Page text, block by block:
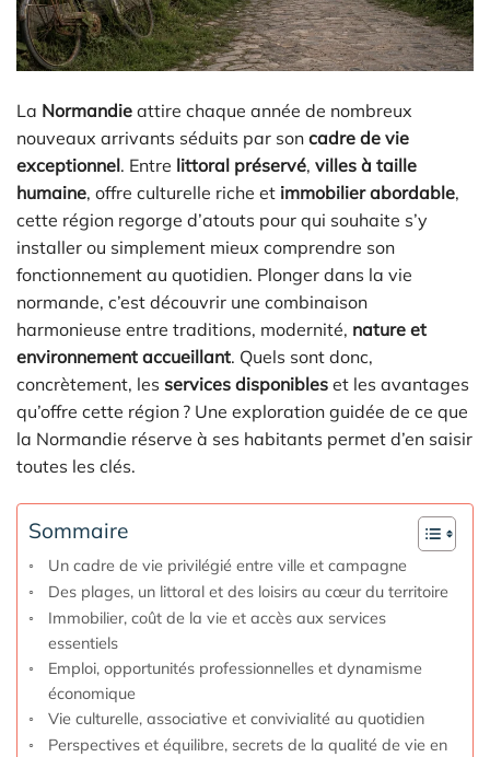
La Normandie attire chaque année de nombreux
nouveaux arrivants séduits par son cadre de vie
exceptionnel. Entre littoral préservé, villes à taille
humaine, offre culturelle riche et immobilier abordable,
cette région regorge d’atouts pour qui souhaite s’y
installer ou simplement mieux comprendre son
fonctionnement au quotidien. Plonger dans la vie
normande, c’est découvrir une combinaison
harmonieuse entre traditions, modernité, nature et
environnement accueillant. Quels sont donc,
concrètement, les services disponibles et les avantages
qu’offre cette région ? Une exploration guidée de ce que
la Normandie réserve à ses habitants permet d’en saisir
toutes les clés.
Sommaire
Un cadre de vie privilégié entre ville et campagne
Des plages, un littoral et des loisirs au cœur du territoire
Immobilier, coût de la vie et accès aux services
essentiels
Emploi, opportunités professionnelles et dynamisme
économique
Vie culturelle, associative et convivialité au quotidien
Perspectives et équilibre, secrets de la qualité de vie en